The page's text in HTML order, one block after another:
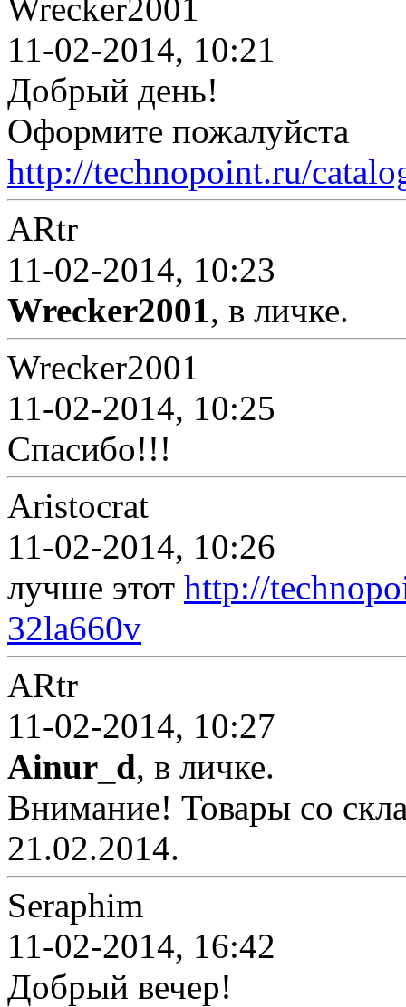
Wrecker2001
11-02-2014, 10:21
Добрый день!
Оформите пожалуйста
http://technopoint.ru/
ARtr
11-02-2014, 10:23
Wrecker2001, в личке.
Wrecker2001
11-02-2014, 10:25
Спасибо!!!
Aristocrat
11-02-2014, 10:26
лучше этот http://
32la660v
ARtr
11-02-2014, 10:27
Ainur_d, в личке.
Внимание! Товары со
21.02.2014.
Seraphim
11-02-2014, 16:42
Добрый вечер!